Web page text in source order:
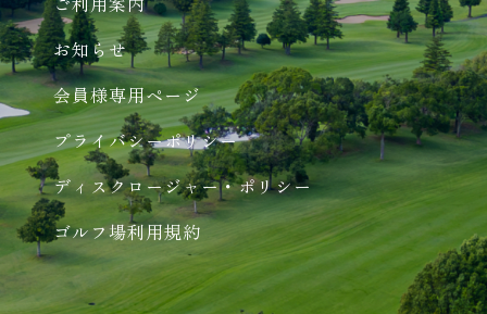
お知らせ
会員様専用ページ
プライバシーポリシー
ディスクロージャー・ポリシー
ゴルフ場利用規約